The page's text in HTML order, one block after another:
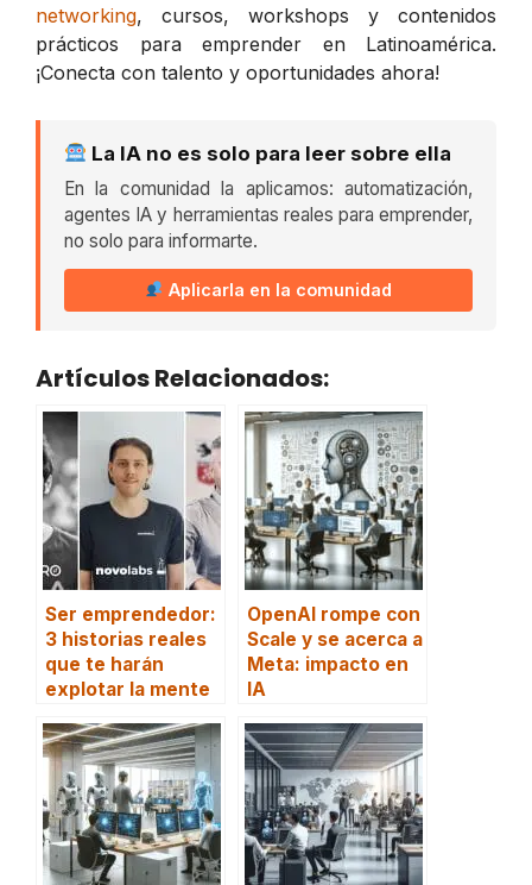
networking, cursos, workshops y contenidos
prácticos para emprender en Latinoamérica.
¡Conecta con talento y oportunidades ahora!
La IA no es solo para leer sobre ella
En la comunidad la aplicamos: automatización,
agentes IA y herramientas reales para emprender,
no solo para informarte.
Aplicarla en la comunidad
Artículos Relacionados:
Ser emprendedor:
3 historias reales
que te harán
explotar la mente
OpenAI rompe con
Scale y se acerca a
Meta: impacto en
IA